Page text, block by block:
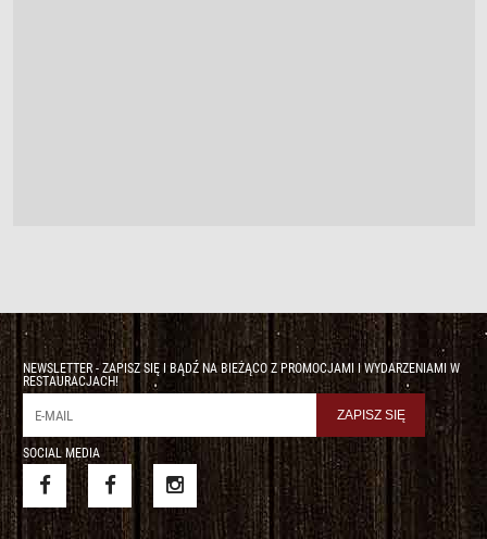
NEWSLETTER - ZAPISZ SIĘ I BĄDŹ NA BIEŻĄCO Z PROMOCJAMI I WYDARZENIAMI W
RESTAURACJACH!
SOCIAL MEDIA